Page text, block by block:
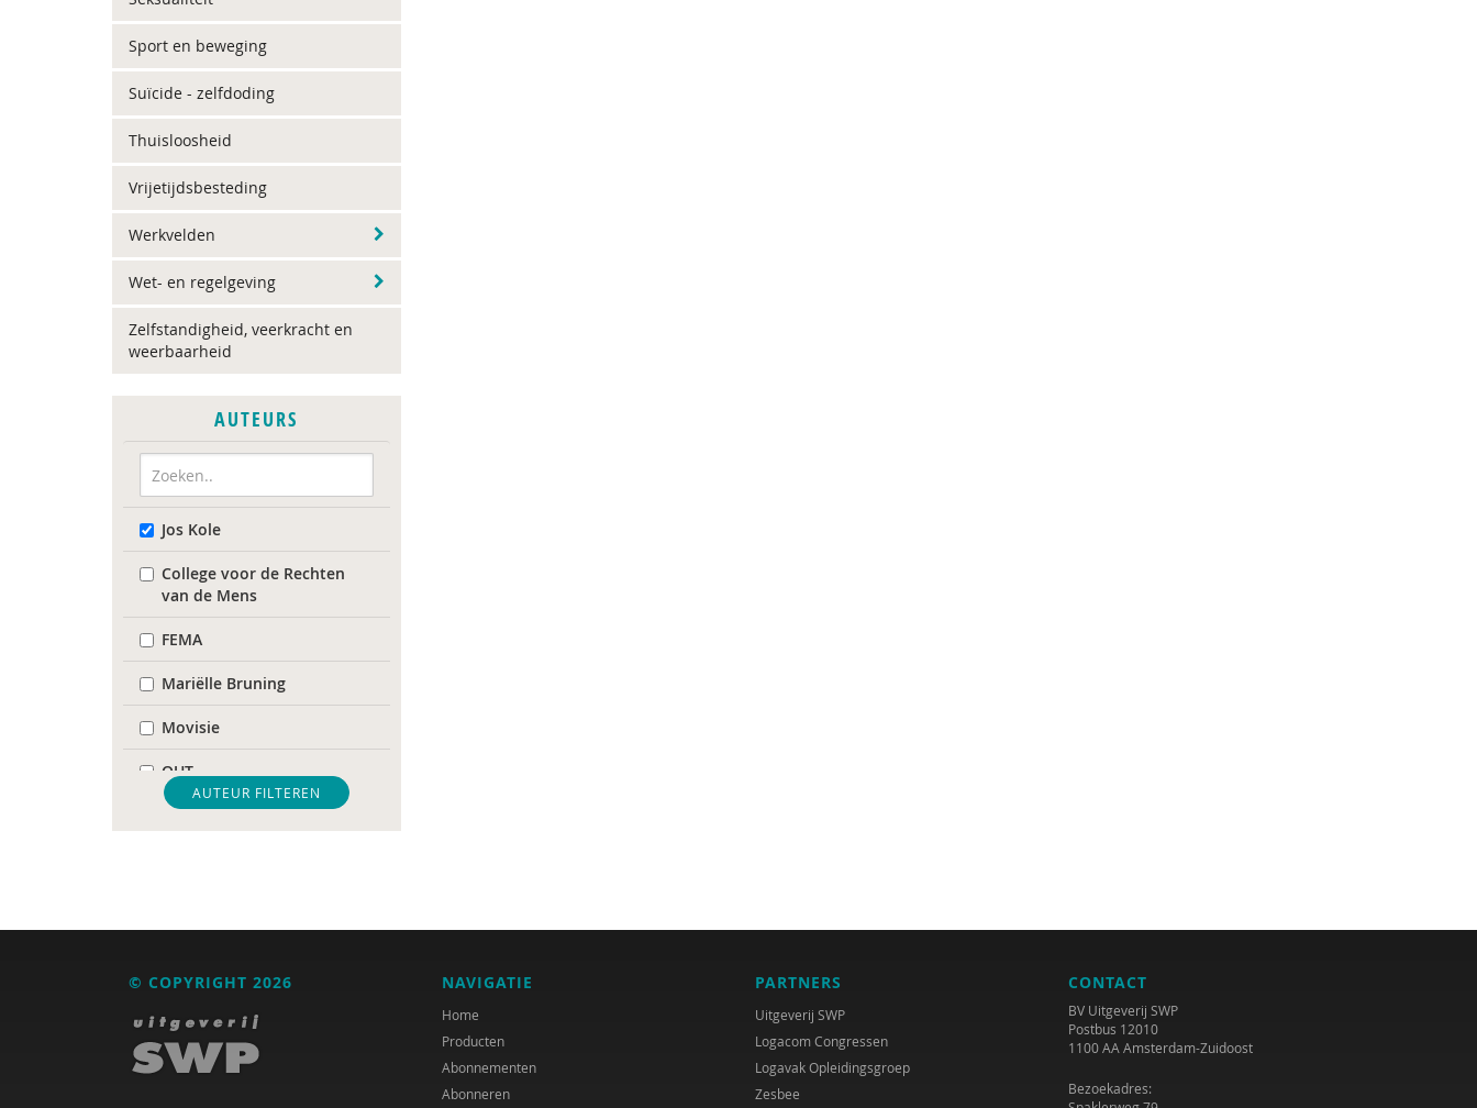
Sport en beweging
Suïcide - zelfdoding
Thuisloosheid
Vrijetijdsbesteding
Werkvelden
Wet- en regelgeving
Zelfstandigheid, veerkracht en
weerbaarheid
AUTEURS
Jos Kole
College voor de Rechten
van de Mens
FEMA
Mariëlle Bruning
Movisie
QUT
United Nations Office for
Disaster Risk Reduction
GGD Amsterdam
Nederlands Autisme
Register
Inge Bastiaanssen
AUTEUR FILTEREN
© COPYRIGHT 2026 NAVIGATIE
Home
Producten
Abonnementen
Abonneren
PARTNERS
Uitgeverij SWP
Logacom Congressen
Logavak Opleidingsgroep
Zesbee
CONTACT
BV Uitgeverij SWP
Postbus 12010
1100 AA Amsterdam-Zuidoost
Bezoekadres: